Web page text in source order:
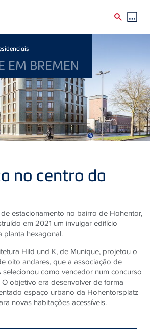
EM BREMEN
no centro da
estacionamento no bairro de Hohentor,
em 2021 um invulgar edifício
planta hexagonal.
Hild und K, de Munique, projetou o
oito andares, que a associação de
selecionou como vencedor num concurso
O objetivo era desenvolver de forma
espaço urbano da Hohentorsplatz
novas habitações acessíveis.